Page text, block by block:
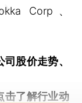
Corp、
司股价走势、
击了解行业动